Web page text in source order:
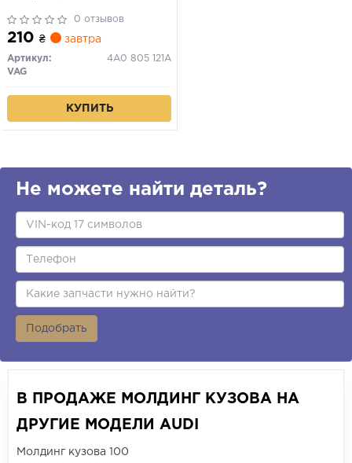
0 отзывов
210 ₴ завтра
Артикул:
4A0 805 121A
VAG
КУПИТЬ
Не можете найти деталь?
Подобрать
В ПРОДАЖЕ МОЛДИНГ КУЗОВА НА
ДРУГИЕ МОДЕЛИ AUDI
Молдинг кузова 100